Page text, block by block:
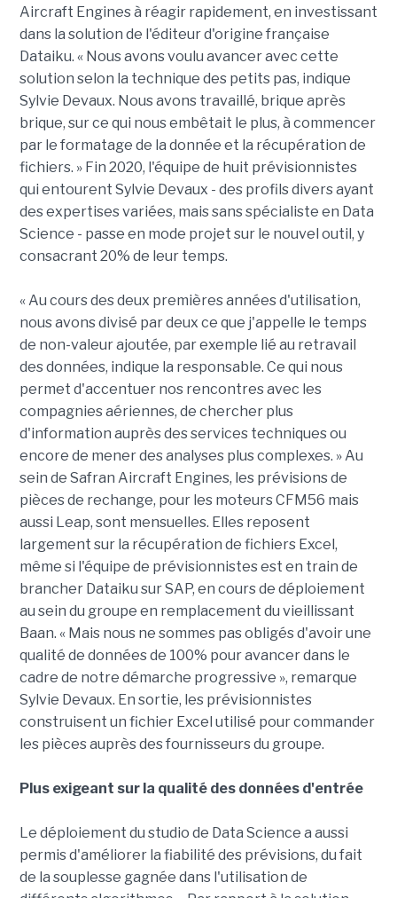
Aircraft Engines à réagir rapidement, en investissant
dans la solution de l'éditeur d'origine française
Dataiku. « Nous avons voulu avancer avec cette
solution selon la technique des petits pas, indique
Sylvie Devaux. Nous avons travaillé, brique après
brique, sur ce qui nous embêtait le plus, à commencer
par le formatage de la donnée et la récupération de
fichiers. » Fin 2020, l'équipe de huit prévisionnistes
qui entourent Sylvie Devaux - des profils divers ayant
des expertises variées, mais sans spécialiste en Data
Science - passe en mode projet sur le nouvel outil, y
consacrant 20% de leur temps.
« Au cours des deux premières années d'utilisation,
nous avons divisé par deux ce que j'appelle le temps
de non-valeur ajoutée, par exemple lié au retravail
des données, indique la responsable. Ce qui nous
permet d'accentuer nos rencontres avec les
compagnies aériennes, de chercher plus
d'information auprès des services techniques ou
encore de mener des analyses plus complexes. » Au
sein de Safran Aircraft Engines, les prévisions de
pièces de rechange, pour les moteurs CFM56 mais
aussi Leap, sont mensuelles. Elles reposent
largement sur la récupération de fichiers Excel,
même si l'équipe de prévisionnistes est en train de
brancher Dataiku sur SAP, en cours de déploiement
au sein du groupe en remplacement du vieillissant
Baan. « Mais nous ne sommes pas obligés d'avoir une
qualité de données de 100% pour avancer dans le
cadre de notre démarche progressive », remarque
Sylvie Devaux. En sortie, les prévisionnistes
construisent un fichier Excel utilisé pour commander
les pièces auprès des fournisseurs du groupe.
Plus exigeant sur la qualité des données d'entrée
Le déploiement du studio de Data Science a aussi
permis d'améliorer la fiabilité des prévisions, du fait
de la souplesse gagnée dans l'utilisation de